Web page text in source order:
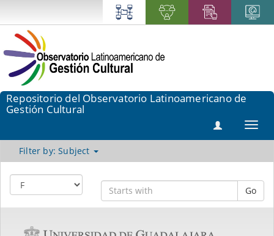
Repositorio del Observatorio Latinoamericano de
Gestión Cultural
Filter by: Subject
Go